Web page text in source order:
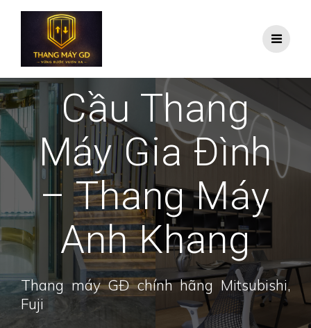
Cầu Thang
Máy Gia Đình
– Thang Máy
Anh Khang
Thang máy GĐ chính hãng Mitsubishi,
Fuji